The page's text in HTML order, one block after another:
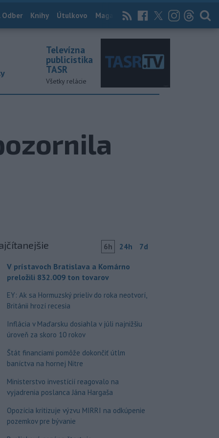
Odber Knihy Útulkovo Magazín News Now Archív
Televízna
publicistika
TASR
Všetky relácie
6h 24h 7d
V prístavoch Bratislava a Komárno
preložili 832.009 ton tovarov
EY: Ak sa Hormuzský prieliv do roka neotvorí,
Británii hrozí recesia
Inflácia v Maďarsku dosiahla v júli najnižšiu
úroveň za skoro 10 rokov
Štát financiami pomôže dokončiť útlm
baníctva na hornej Nitre
Ministerstvo investícií reagovalo na
vyjadrenia poslanca Jána Hargaša
Opozícia kritizuje výzvu MIRRI na odkúpenie
pozemkov pre bývanie